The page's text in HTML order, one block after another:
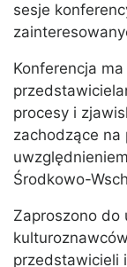
sesje
Konferencja
procesy i
zachodzące na
Środkowo-
Zaproszono do
przedstawicieli